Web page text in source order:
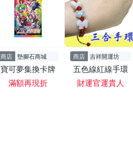
商店 墊腳石商城
寶可夢集換卡牌
滿額再現折
商店 吉祥開運坊
五色線紅線手環
財運官運貴人